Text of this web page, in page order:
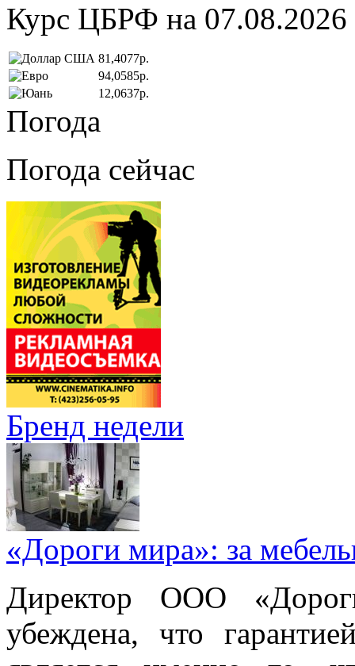
Курс ЦБРФ на 07.08.2026
81,4077р.
94,0585р.
12,0637р.
Погода
Погода сейчас
Бренд недели
«Дороги мира»: за
Директор ООО
убеждена, что